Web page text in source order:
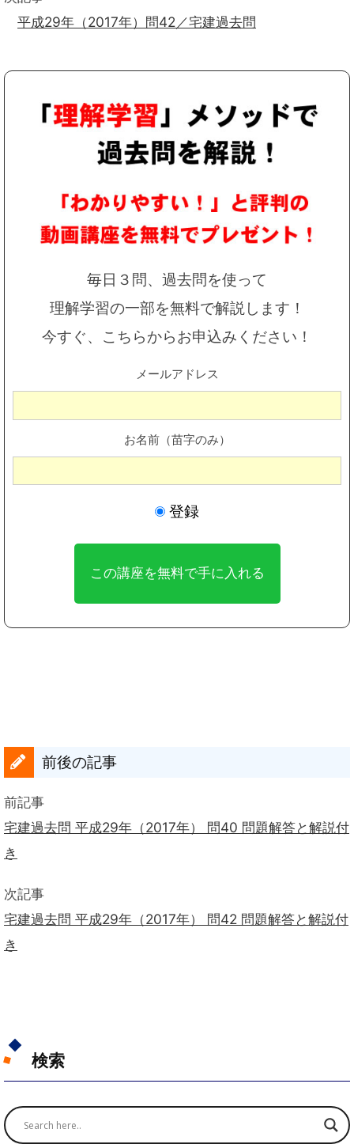
平成29年（2017年）問42／宅建過去問
毎日３問、過去問を使って
理解学習の一部を無料で解説します！
今すぐ、こちらからお申込みください！
メールアドレス
お名前（苗字のみ）
登録
前後の記事
前記事
宅建過去問 平成29年（2017年） 問40 問題解答と解説付
き
次記事
宅建過去問 平成29年（2017年） 問42 問題解答と解説付
き
検索